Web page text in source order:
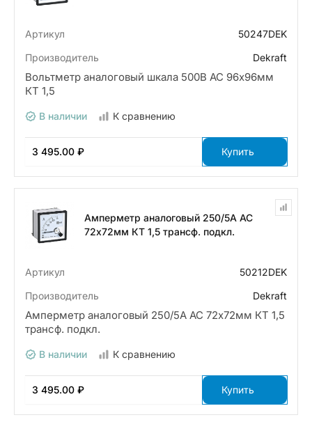
Артикул
50247DEK
Производитель
Dekraft
Вольтметр аналоговый шкала 500В AC 96х96мм
КТ 1,5
В наличии К сравнению
3 495.00 ₽ Купить
Амперметр аналоговый 250/5А AC
72х72мм КТ 1,5 трансф. подкл.
Артикул
50212DEK
Производитель
Dekraft
Амперметр аналоговый 250/5А AC 72х72мм КТ 1,5
трансф. подкл.
В наличии К сравнению
3 495.00 ₽ Купить